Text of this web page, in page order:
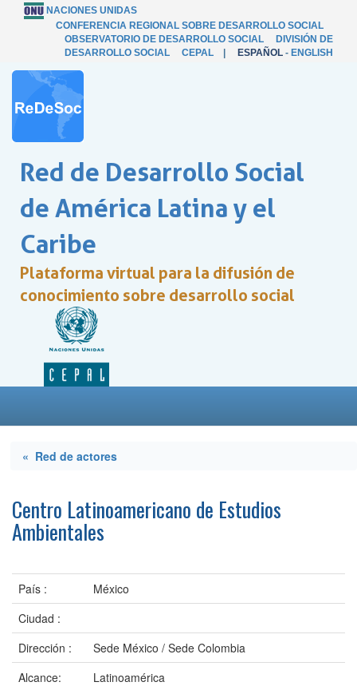
NACIONES UNIDAS
CONFERENCIA REGIONAL SOBRE DESARROLLO SOCIAL
OBSERVATORIO DE DESARROLLO SOCIAL
DIVISIÓN DE
DESARROLLO SOCIAL
CEPAL ESPAÑOL - ENGLISH
Red de Desarrollo Social
de América Latina y el
Caribe
Plataforma virtual para la difusión de
conocimiento sobre desarrollo social
« Red de actores
Centro Latinoamericano de Estudios
Ambientales
País :
México
Ciudad :
Dirección :
Sede México / Sede Colombia
Alcance:
Latinoamérica